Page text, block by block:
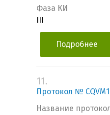
Фаза КИ
Подробнее
11.
Протокол №
Название